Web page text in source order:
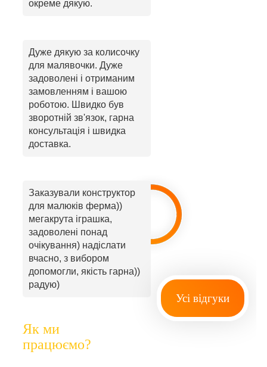
окреме дякую.
Дуже дякую за колисочку
для малявочки. Дуже
задоволені і отриманим
замовленням і вашою
роботою. Швидко був
зворотній зв'язок, гарна
консультація і швидка
доставка.
Заказували конструктор
для малюків ферма))
мегакрута іграшка,
задоволені понад
очікування) надіслати
вчасно, з вибором
допомогли, якість гарна))
радую)
Усі відгуки
Як ми
працюємо?